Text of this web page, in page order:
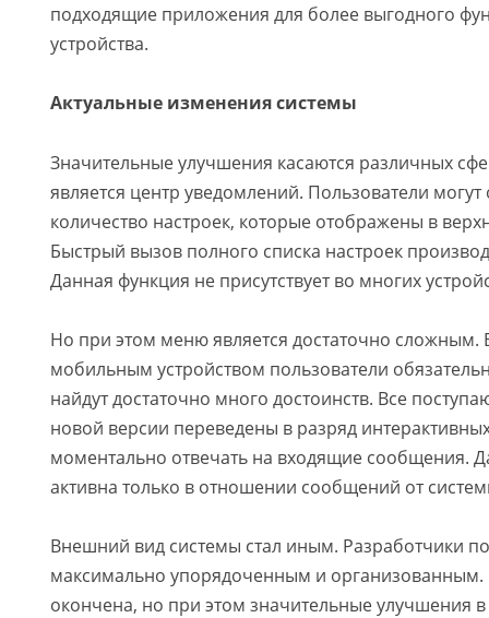
подходящие приложения для более выгодного
устройства.
Актуальные изменения системы
Значительные улучшения касаются различных
является центр уведомлений. Пользователи
количество настроек, которые отображены в
Быстрый вызов полного списка настроек
Данная функция не присутствует во многих
Но при этом меню является достаточно сложным.
мобильным устройством пользователи
найдут достаточно много достоинств. Все
новой версии переведены в разряд
моментально отвечать на входящие сообщения.
активна только в отношении сообщений от
Внешний вид системы стал иным. Разработчики
максимально упорядоченным и организованным.
окончена, но при этом значительные улучшения